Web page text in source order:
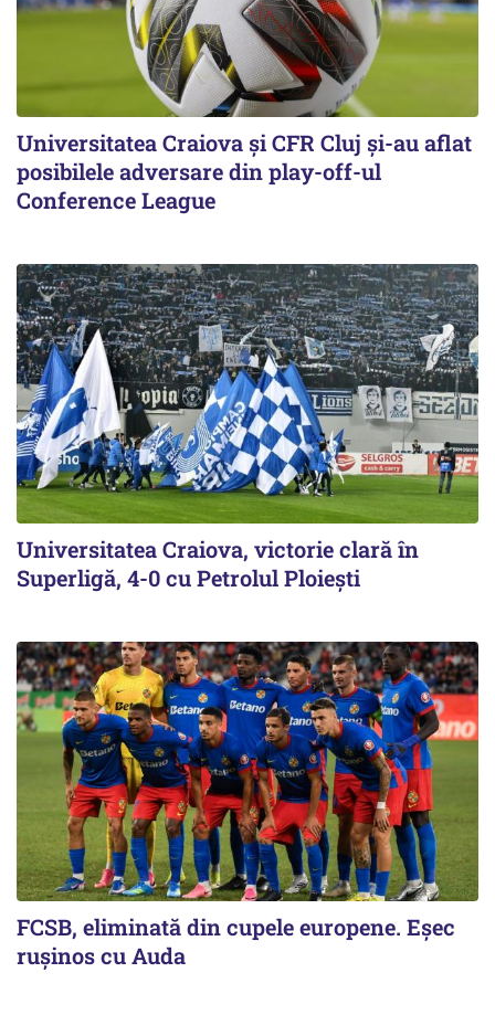
Universitatea Craiova și CFR Cluj și-au aflat
posibilele adversare din play-off-ul
Conference League
Universitatea Craiova, victorie clară în
Superligă, 4-0 cu Petrolul Ploieşti
FCSB, eliminată din cupele europene. Eşec
ruşinos cu Auda